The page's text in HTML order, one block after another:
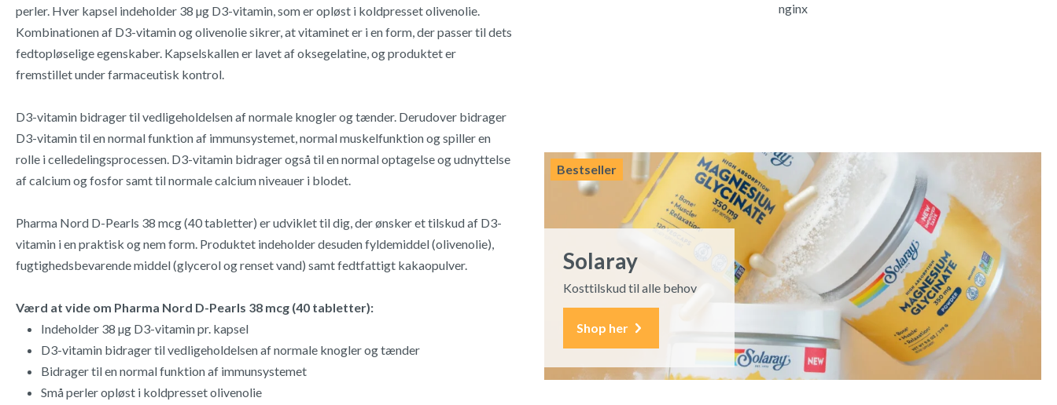
perler. Hver kapsel indeholder 38 µg D3-vitamin, som er opløst i koldpresset olivenolie.
Kombinationen af D3-vitamin og olivenolie sikrer, at vitaminet er i en form, der passer til dets
fedtopløselige egenskaber. Kapselskallen er lavet af oksegelatine, og produktet er
fremstillet under farmaceutisk kontrol.
D3-vitamin bidrager til vedligeholdelsen af normale knogler og tænder. Derudover bidrager
D3-vitamin til en normal funktion af immunsystemet, normal muskelfunktion og spiller en
rolle i celledelingsprocessen. D3-vitamin bidrager også til en normal optagelse og udnyttelse
af calcium og fosfor samt til normale calcium niveauer i blodet.
Pharma Nord D-Pearls 38 mcg (40 tabletter) er udviklet til dig, der ønsker et tilskud af D3-
vitamin i en praktisk og nem form. Produktet indeholder desuden fyldemiddel (olivenolie),
fugtighedsbevarende middel (glycerol og renset vand) samt fedtfattigt kakaopulver.
Værd at vide om Pharma Nord D-Pearls 38 mcg (40 tabletter):
Indeholder 38 µg D3-vitamin pr. kapsel
D3-vitamin bidrager til vedligeholdelsen af normale knogler og tænder
Bidrager til en normal funktion af immunsystemet
Små perler opløst i koldpresset olivenolie
nginx
Bestseller
Solaray
Kosttilskud til alle behov
Shop her